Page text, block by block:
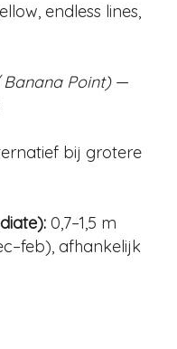
endless lines,
Point)—
bij grotere
0,7–1,5 m
afhankelijk